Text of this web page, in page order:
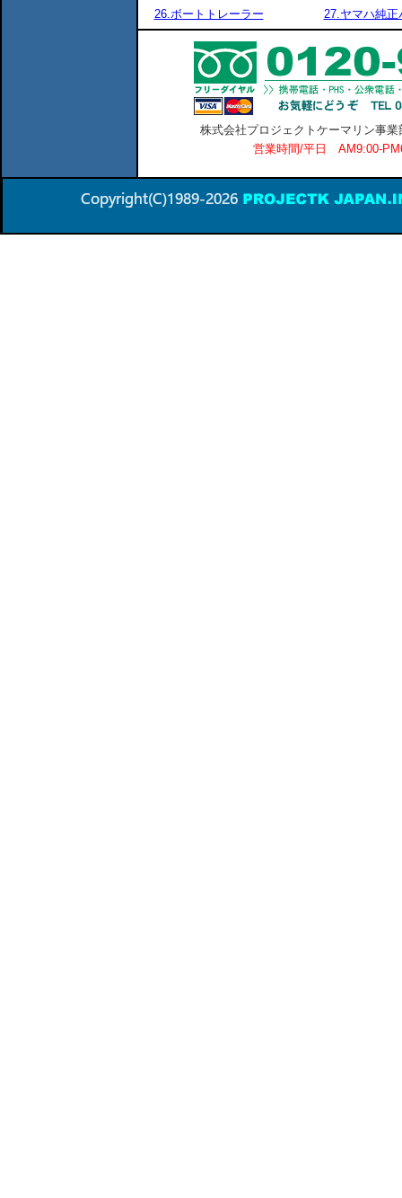
26.ボートトレーラー
27.ヤマハ純正
株式会社プロジェクトケーマリン事
営業時間/平日 AM9:00-